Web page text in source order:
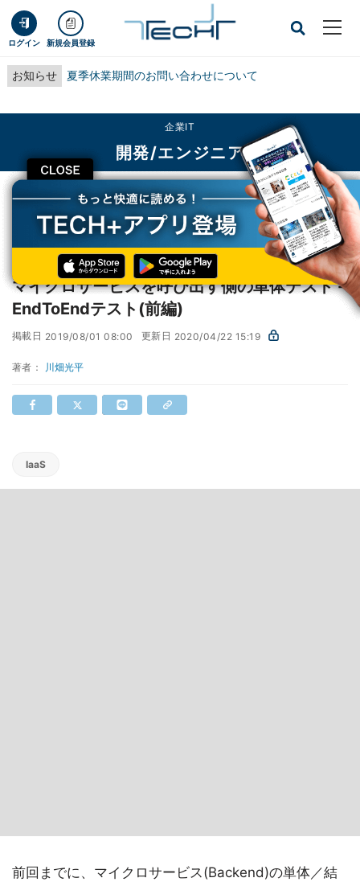
ログイン 新規会員登録
お知らせ 夏季休業期間のお問い合わせについて
CLOSE
企業IT
開発/エンジニア
TECH+ 企業IT
開発/エンジニア
マイクロサービスを呼び出す側の単体テスト - EndToEndテスト(前編)
AWSで実践! 基盤構築・デプロイ自動化
マイクロサービスを呼び出す側の単体テスト -
EndToEndテスト(前編)
掲載日 2019/08/01 08:00 更新日 2020/04/22 15:19
著者： 川畑光平
IaaS
前回までに、マイクロサービス(Backend)の単体／結